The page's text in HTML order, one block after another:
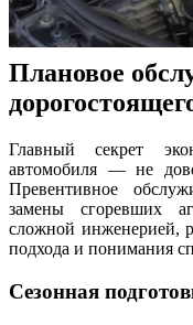
Плановое
Главный секрет
автомобиля — не
Превентивное
замены сгоревших
сложной инженерией,
подхода и понимания
Сезонная